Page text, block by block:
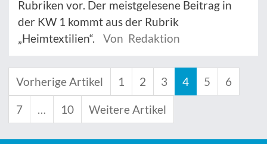
Rubriken vor. Der meistgelesene Beitrag in
der KW 1 kommt aus der Rubrik
„Heimtextilien“.
Von Redaktion
Vorherige Artikel 1 2 3 4 5 6
7 … 10 Weitere Artikel